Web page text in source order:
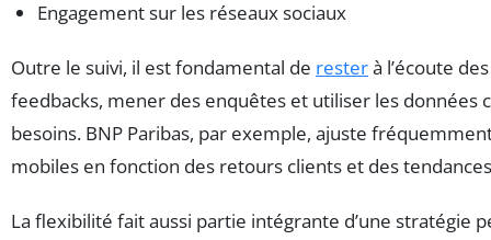
Engagement sur les réseaux sociaux
Outre le suivi, il est fondamental de resterà l’écoute
feedbacks, mener des enquêtes et utiliser les données
besoins. BNP Paribas, par exemple, ajuste
mobiles en fonction des retours clients et des
La flexibilité fait aussi partie intégrante d’une stratégie